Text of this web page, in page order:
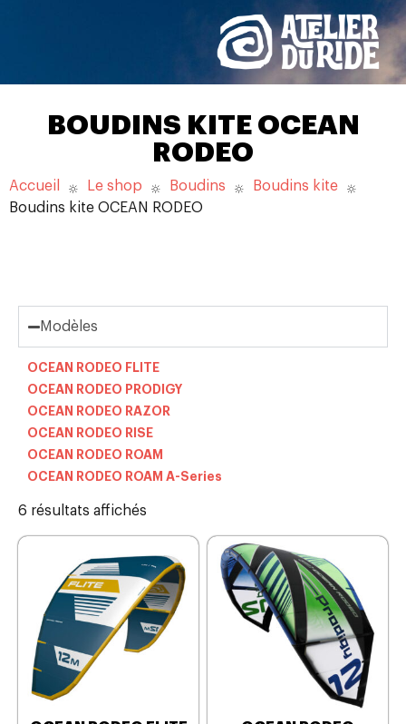
BOUDINS KITE OCEAN
RODEO
Accueil Le shop Boudins
Boudins kite
Boudins kite OCEAN RODEO
Modèles
OCEAN RODEO FLITE
OCEAN RODEO PRODIGY
OCEAN RODEO RAZOR
OCEAN RODEO RISE
OCEAN RODEO ROAM
OCEAN RODEO ROAM A-Series
6 résultats affichés